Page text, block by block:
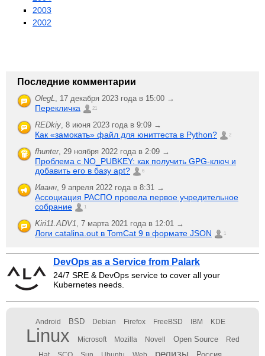
2003
2002
Последние комментарии
OlegL, 17 декабря 2023 года в 15:00 →
Перекличка 21
REDkiy, 8 июня 2023 года в 9:09 →
Как «замокать» файл для юниттеста в Python? 2
fhunter, 29 ноября 2022 года в 2:09 →
Проблема с NO_PUBKEY: как получить GPG-ключ и
добавить его в базу apt?
6
Иванн, 9 апреля 2022 года в 8:31 →
Ассоциация РАСПО провела первое учредительное
собрание
1
Kiri11.ADV1, 7 марта 2021 года в 12:01 →
Логи catalina.out в TomCat 9 в формате JSON 1
DevOps as a Service from Palark
24/7 SRE & DevOps service to cover all your
Kubernetes needs.
Android BSD Debian Firefox FreeBSD IBM KDE
Linux Microsoft Mozilla Novell Open Source Red
релизы